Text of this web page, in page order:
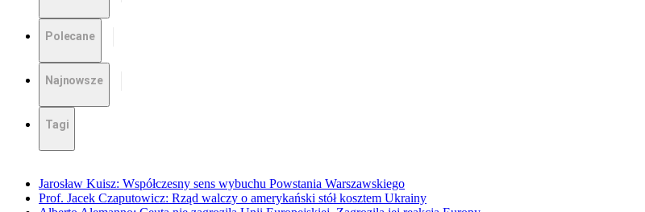
Polecane
Najnowsze
Tagi
Jarosław Kuisz: Współczesny sens wybuchu Powstania Warszawskiego
Prof. Jacek Czaputowicz: Rząd walczy o amerykański stół kosztem Ukrainy